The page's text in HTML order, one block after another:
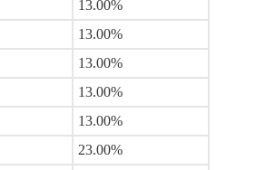
13.00%
13.00%
13.00%
13.00%
13.00%
23.00%